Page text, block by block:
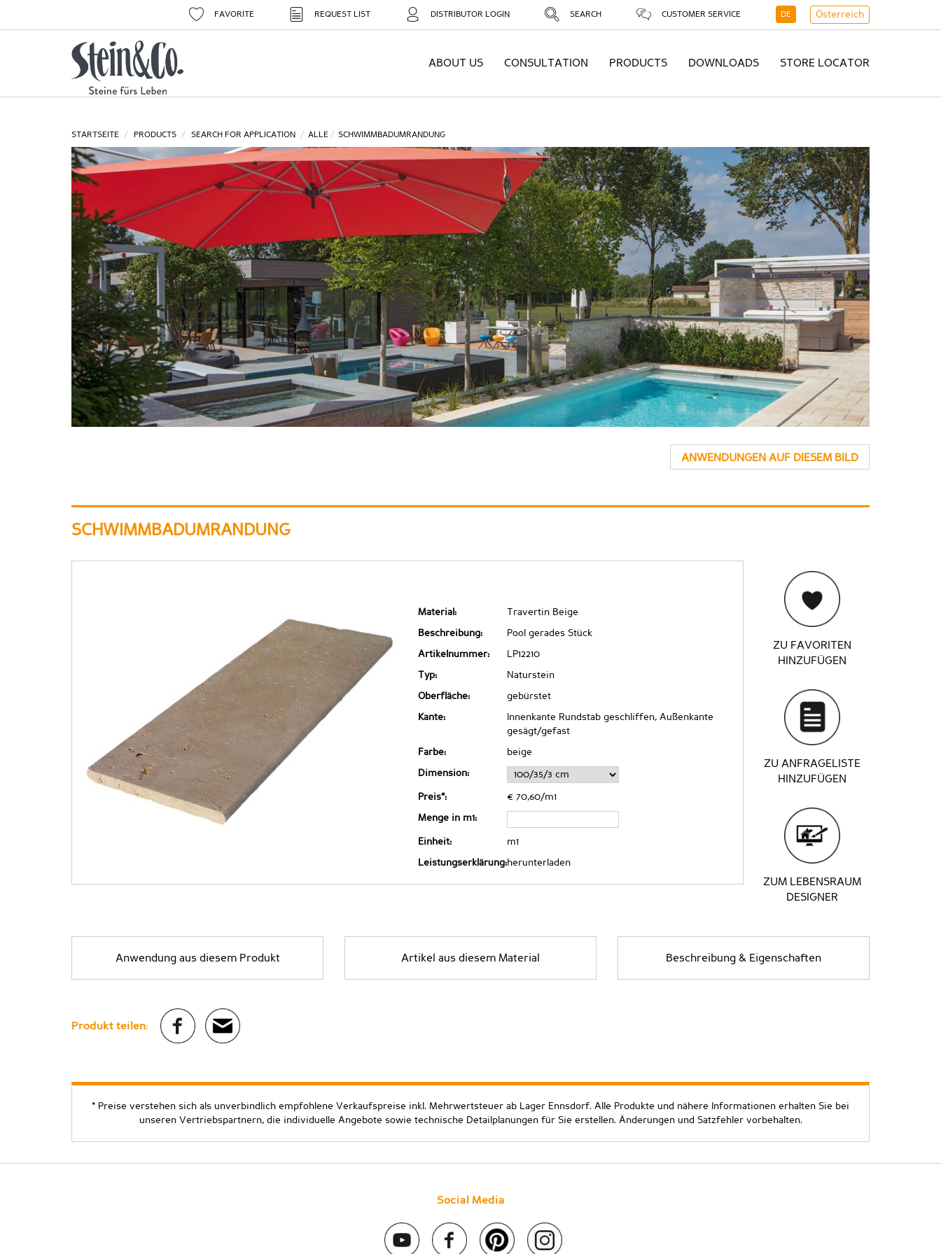
FAVORITE REQUEST LIST DISTRIBUTOR LOGIN SEARCH CUSTOMER SERVICE DE Österreich
ABOUT US CONSULTATION PRODUCTS DOWNLOADS STORE LOCATOR
STARTSEITE PRODUCTS SEARCH FOR APPLICATION ALLE SCHWIMMBADUMRANDUNG
ANWENDUNGEN AUF DIESEM BILD
SCHWIMMBADUMRANDUNG
Material: Travertin Beige
Beschreibung: Pool gerades Stück
Artikelnummer: LP12210
Typ: Naturstein
Oberfläche: gebürstet
Kante:
Innenkante Rundstab geschliffen, Außenkante
gesägt/gefast
Farbe: beige
Dimension:
Preis*: € 70,60/m1
Menge in m1:
Einheit: m1
Leistungserklärung:herunterladen
ZU FAVORITEN
HINZUFÜGEN
ZU ANFRAGELISTE
HINZUFÜGEN
ZUM LEBENSRAUM
DESIGNER
Anwendung aus diesem Produkt Artikel aus diesem Material Beschreibung & Eigenschaften
Produkt teilen:
* Preise verstehen sich als unverbindlich empfohlene Verkaufspreise inkl. Mehrwertsteuer ab Lager Ennsdorf. Alle Produkte und nähere Informationen erhalten Sie bei
unseren Vertriebspartnern, die individuelle Angebote sowie technische Detailplanungen für Sie erstellen. Änderungen und Satzfehler vorbehalten.
Social Media